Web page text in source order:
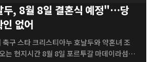
두, 8월 8일 결혼식 예정"…당
없어
구 스타 크리스티아누 호날두와 약혼녀 조
는 현지시간 8월 8일 포르투갈 마데이라섬에